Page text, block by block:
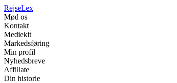
RejseLex
Mød os
Kontakt
Mediekit
Markedsføring
Min profil
Nyhedsbreve
Affiliate
Din historie